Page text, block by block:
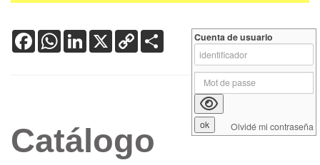
FacebookWhatsApp
LinkedIn
X Copy
Link
Catálogo
Cuenta de usuario
Olvidé mi contraseña